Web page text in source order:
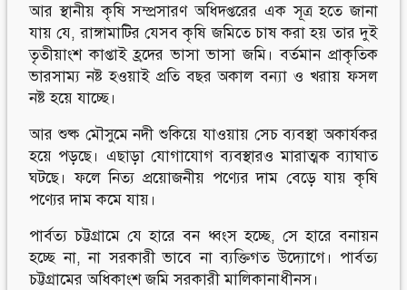
আর স্থানীয় কৃষি সম্প্রসারণ অধিদপ্তরের এক সূত্র হতে জানা
যায় যে, রাঙ্গামাটির যেসব কৃষি জমিতে চাষ করা হয় তার দুই
তৃতীয়াংশ কাপ্তাই হ্রদের ভাসা ভাসা জমি। বর্তমান প্রাকৃতিক
ভারসাম্য নষ্ট হওয়াই প্রতি বছর অকাল বন্যা ও খরায় ফসল
নষ্ট হয়ে যাচ্ছে।
আর শুষ্ক মৌসুমে নদী শুকিয়ে যাওয়ায় সেচ ব্যবস্থা অকার্যকর
হয়ে পড়ছে। এছাড়া যোগাযোগ ব্যবস্থারও মারাত্মক ব্যাঘাত
ঘটছে। ফলে নিত্য প্রয়োজনীয় পণ্যের দাম বেড়ে যায় কৃষি
পণ্যের দাম কমে যায়।
পার্বত্য চট্টগ্রামে যে হারে বন ধ্বংস হচ্ছে, সে হারে বনায়ন
হচ্ছে না, না সরকারী ভাবে না ব্যক্তিগত উদ্যোগে। পার্বত্য
চট্টগ্রামের অধিকাংশ জমি সরকারী মালিকানাধীনস।